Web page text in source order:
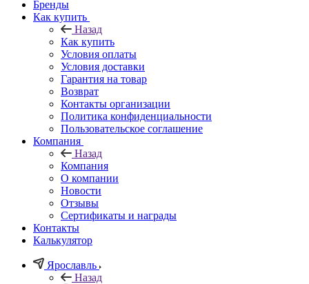
Бренды
Как купить
Назад
Как купить
Условия оплаты
Условия доставки
Гарантия на товар
Возврат
Контакты организации
Политика конфиденциальности
Пользовательское соглашение
Компания
Назад
Компания
О компании
Новости
Отзывы
Сертификаты и награды
Контакты
Калькулятор
Ярославль
Назад